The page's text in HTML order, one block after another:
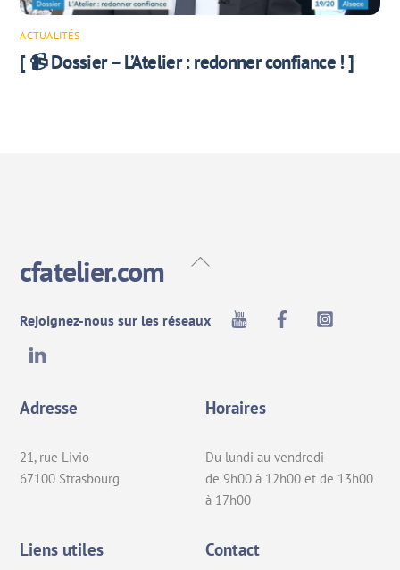
ACTUALITÉS
[ 📹 Dossier – L’Atelier : redonner confiance ! ]
Back
cfatelier.com
Rejoignez-nous sur les réseaux
Youtube Facebook
Adresse
21, rue Livio
67100 Strasbourg
Horaires
Du lundi au vendredi
de 9h00 à 12h00 et de 13h00
à 17h00
Liens utiles Contact